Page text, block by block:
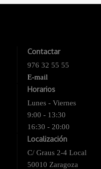
Contactar
976 32 55 55
E-mail
Horarios
Lunes - Viernes
9:00 - 13:30
16:30 - 20:00
Localización
C/ Graus 2-4 Local
50010 Zaragoza